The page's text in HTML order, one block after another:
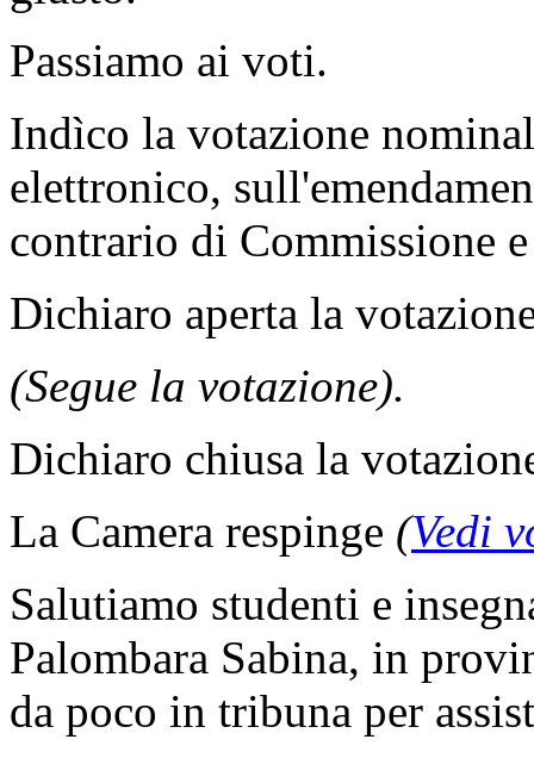
Passiamo ai voti.
Indìco la votazione
elettronico,
contrario di Commissione
Dichiaro aperta la
(Segue la votazione).
Dichiaro chiusa la
La Camera respinge (Vedi
Salutiamo studenti e
Palombara Sabina, in
da poco in tribuna per